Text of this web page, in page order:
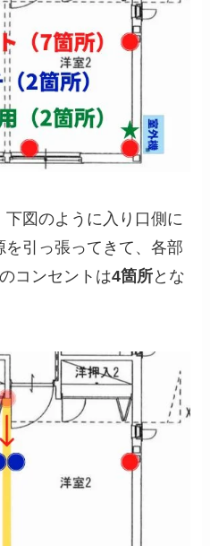
図のように入り口側に
引っ張ってきて、各部
コンセントは4箇所とな